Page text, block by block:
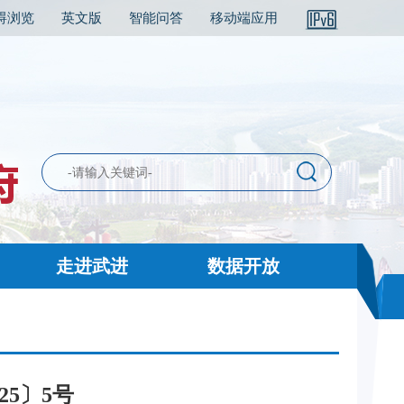
浏览 英文版 智能问答 移动端应用
走进武进 数据开放
〕5号